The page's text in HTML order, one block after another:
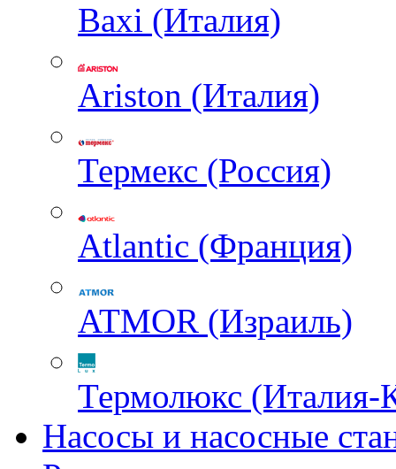
Baxi (Италия)
Ariston (Италия)
Термекс (Россия)
Atlantic (Франция)
ATMOR (Израиль)
Термолюкс (Италия-
Насосы и насосные